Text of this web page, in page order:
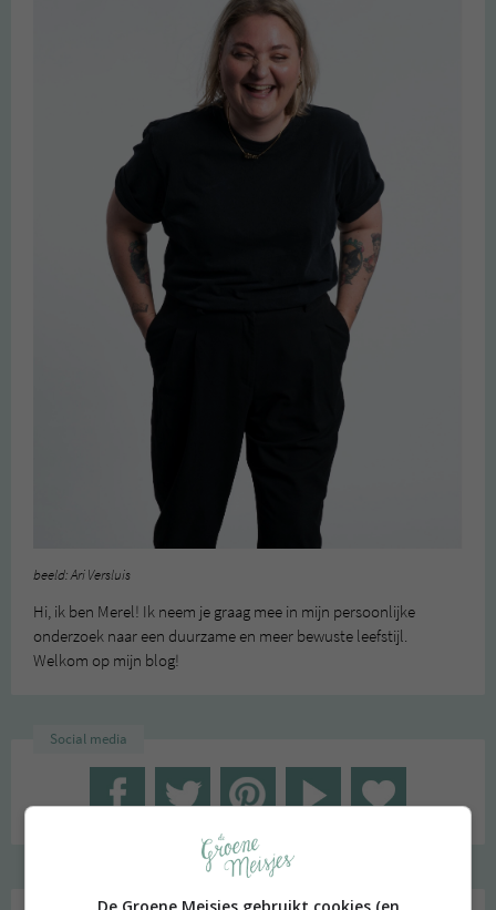
beeld: Ari Versluis
Hi, ik ben Merel! Ik neem je graag mee in mijn persoonlijke
onderzoek naar een duurzame en meer bewuste leefstijl.
Welkom op mijn blog!
Social media
De Groene Meisjes gebruikt cookies (en